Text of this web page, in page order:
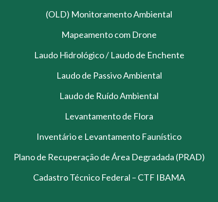
(OLD) Monitoramento Ambiental
Mapeamento com Drone
Laudo Hidrológico / Laudo de Enchente
Laudo de Passivo Ambiental
Laudo de Ruído Ambiental
Levantamento de Flora
Inventário e Levantamento Faunístico
Plano de Recuperação de Área Degradada (PRAD)
Cadastro Técnico Federal – CTF IBAMA